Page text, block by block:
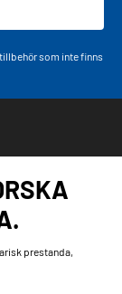
som inte finns
prestanda,